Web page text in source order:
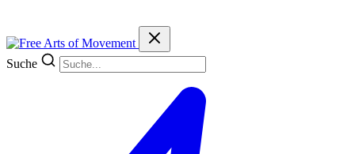
Suche